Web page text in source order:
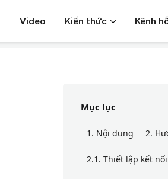
Video Kiến thức Kênh
Agentwork
Search
Mục lục
1. Nội dung 2.
2.1. Thiết lập kết